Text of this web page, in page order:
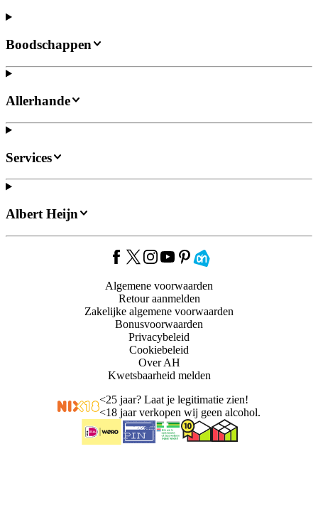
Boodschappen
Allerhande
Services
Albert Heijn
Algemene voorwaarden
Retour aanmelden
Zakelijke algemene voorwaarden
Bonusvoorwaarden
Privacybeleid
Cookiebeleid
Over AH
Kwetsbaarheid melden
<25 jaar? Laat je legitimatie zien!
<18 jaar verkopen wij geen alcohol.